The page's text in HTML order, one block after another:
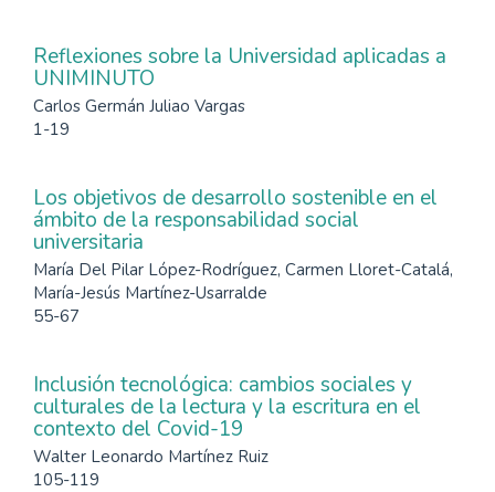
Reflexiones sobre la Universidad aplicadas a
UNIMINUTO
Carlos Germán Juliao Vargas
1-19
Los objetivos de desarrollo sostenible en el
ámbito de la responsabilidad social
universitaria
María Del Pilar López-Rodríguez, Carmen Lloret-Catalá,
María-Jesús Martínez-Usarralde
55-67
Inclusión tecnológica: cambios sociales y
culturales de la lectura y la escritura en el
contexto del Covid-19
Walter Leonardo Martínez Ruiz
105-119